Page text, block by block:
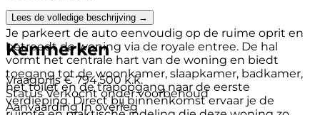
Entree
Je parkeert de auto eenvoudig op de ruime oprit en
betreedt de woning via de royale entree. De hal
vormt het centrale hart van de woning en biedt
toegang tot de woonkamer, slaapkamer, badkamer,
het toilet en de trapopgang naar de eerste
verdieping. Direct bij binnenkomst ervaar je de
Lees de volledige beschrijving →
Kenmerken
Vraagprijs € 794.500 k.k.
Status Verkocht onder voorbehoud
Aanvaarding In overleg